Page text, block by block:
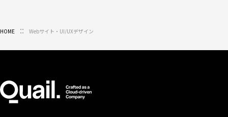
HOME Webサイト・UI/UXデザイン